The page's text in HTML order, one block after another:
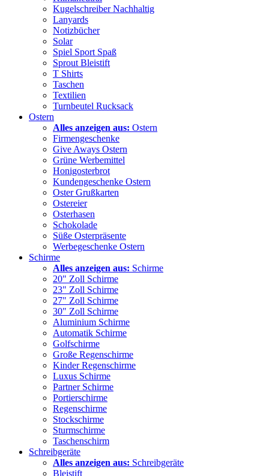
Kugelschreiber Nachhaltig
Lanyards
Notizbücher
Solar
Spiel Sport Spaß
Sprout Bleistift
T Shirts
Taschen
Textilien
Turnbeutel Rucksack
Ostern
Alles anzeigen aus: Ostern
Firmengeschenke
Give Aways Ostern
Grüne Werbemittel
Honigosterbrot
Kundengeschenke Ostern
Oster Grußkarten
Ostereier
Osterhasen
Schokolade
Süße Osterpräsente
Werbegeschenke Ostern
Schirme
Alles anzeigen aus: Schirme
20" Zoll Schirme
23" Zoll Schirme
27" Zoll Schirme
30" Zoll Schirme
Aluminium Schirme
Automatik Schirme
Golfschirme
Große Regenschirme
Kinder Regenschirme
Luxus Schirme
Partner Schirme
Portierschirme
Regenschirme
Stockschirme
Sturmschirme
Taschenschirm
Schreibgeräte
Alles anzeigen aus: Schreibgeräte
Bleistift